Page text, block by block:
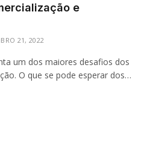
e
21, 2022
um dos maiores desafios dos
O que se pode esperar dos…